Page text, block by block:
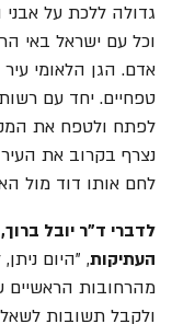
גדולה ללכת על אבני
וכל עם ישראל באי
אדם. הגן הלאומי
טפחיים. יחד עם
לפתח ולטפח את
נצרף בקרוב את
לחם אותו דוד מול
לדברי ד"ר יובל
העתיקות, "היום
מהרחובות
ולקבל תשובות